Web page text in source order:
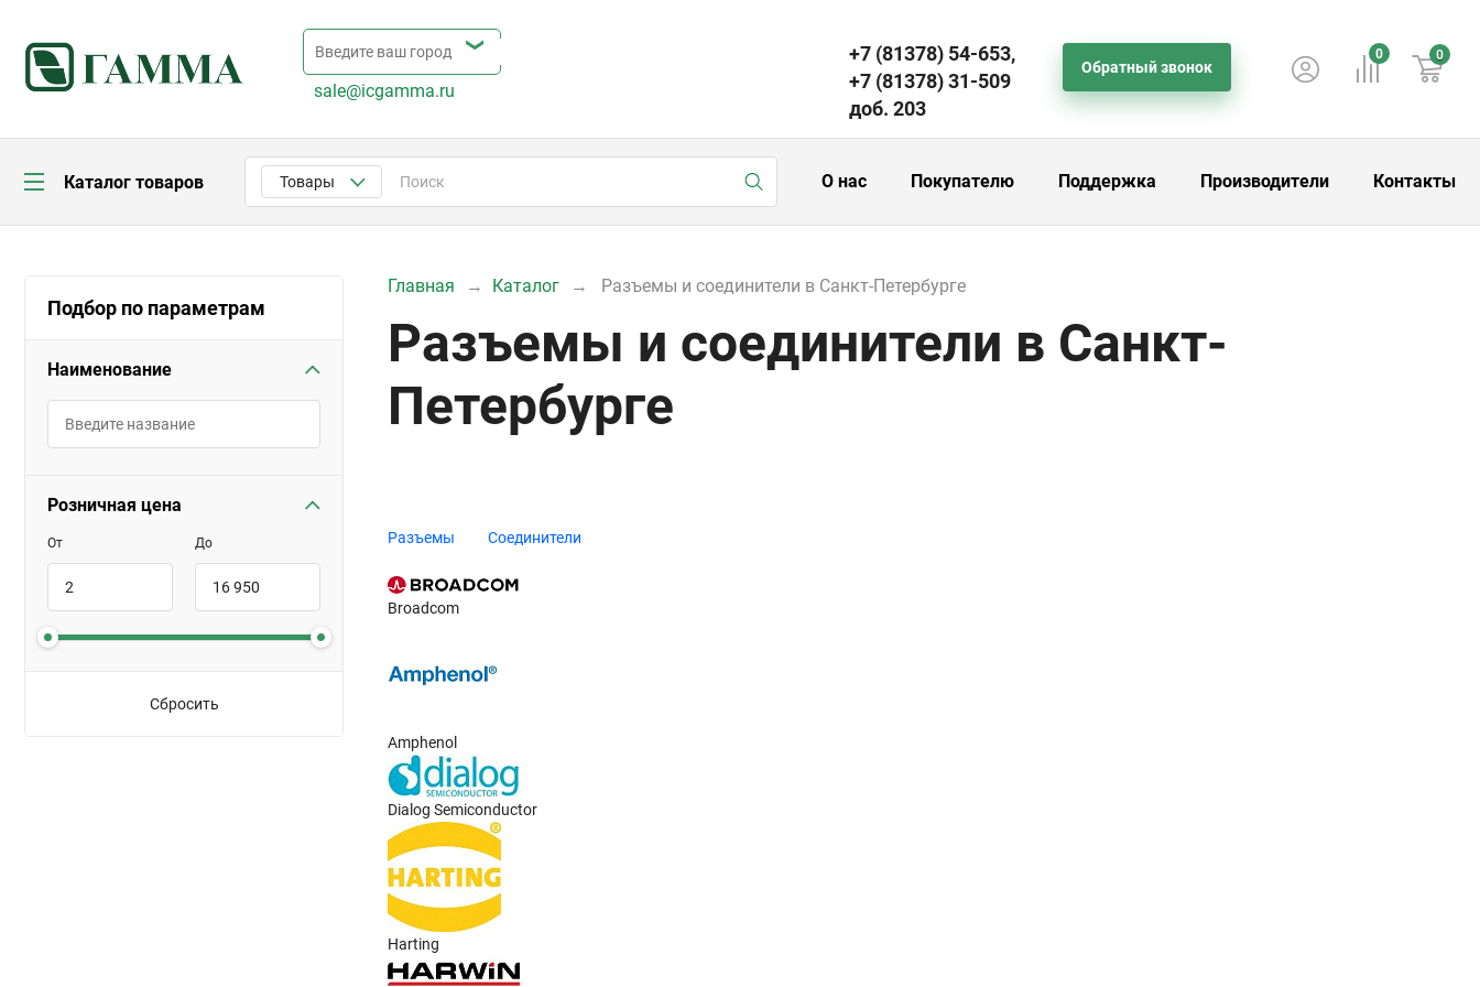
+7 (81378) 54-653,
+7 (81378) 31-509
доб. 203
Обратный звонок
sale@icgamma.ru
0 0
Каталог товаров Товары О нас Покупателю Поддержка Производители Контакты
Подбор по параметрам
Наименование
Розничная цена
От До
Сбросить
Главная Каталог Разъемы и соединители в Санкт-Петербурге
Разъемы и соединители в Санкт-
Петербурге
Разъемы Соединители
Broadcom
Amphenol
Dialog Semiconductor
Harting